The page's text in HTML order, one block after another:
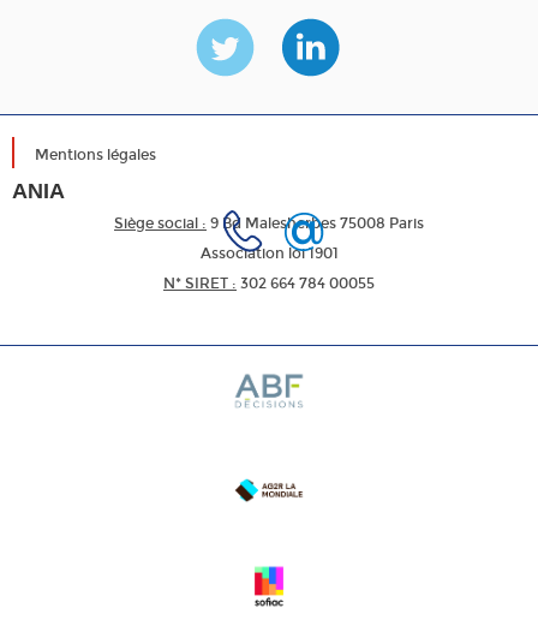
Mentions légales
ANIA
Siège social : 9 Bd Malesherbes 75008 Paris
Association loi 1901
N* SIRET : 302 664 784 00055